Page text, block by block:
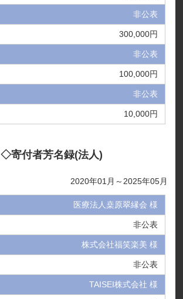
非公表
300,000円
非公表
100,000円
非公表
10,000円
◇寄付者芳名録(法人)
2020年01月～2025年05月
医療法人桒原翠縁会 様
非公表
株式会社福笑楽美 様
非公表
TAISEI株式会社 様